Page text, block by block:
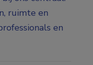
ruimte en
en